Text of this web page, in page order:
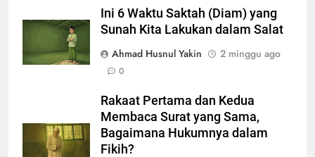
Ini 6 Waktu Saktah (Diam) yang
Sunah Kita Lakukan dalam Salat
Ahmad Husnul Yakin
2 minggu ago
0
Rakaat Pertama dan Kedua
Membaca Surat yang Sama,
Bagaimana Hukumnya dalam
Fikih?